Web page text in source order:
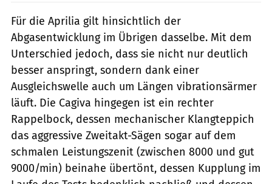
Für die Aprilia gilt hinsichtlich der
Abgasentwicklung im Übrigen dasselbe. Mit dem
Unterschied jedoch, dass sie nicht nur deutlich
besser anspringt, sondern dank einer
Ausgleichswelle auch um Längen vibrationsärmer
läuft. Die Cagiva hingegen ist ein rechter
Rappelbock, dessen mechanischer Klangteppich
das aggressive Zweitakt-Sägen sogar auf dem
schmalen Leistungszenit (zwischen 8000 und gut
9000/min) beinahe übertönt, dessen Kupplung im